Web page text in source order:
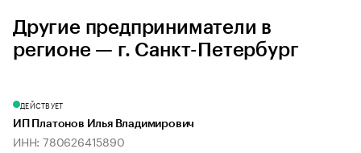
Другие предприниматели в
регионе — г. Санкт-Петербург
ДЕЙСТВУЕТ
ИП Платонов Илья Владимирович
ИНН: 780626415890